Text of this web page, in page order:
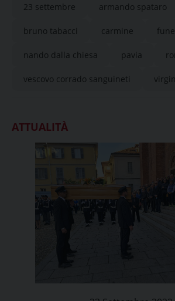
23 settembre armando spataro
bruno tabacci carmine
nando dalla chiesa pavia
vescovo corrado sanguineti
ATTUALITÀ